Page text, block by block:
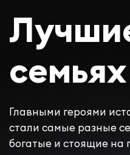
семьях
Главными героями
стали самые разные
богатые и стоящие